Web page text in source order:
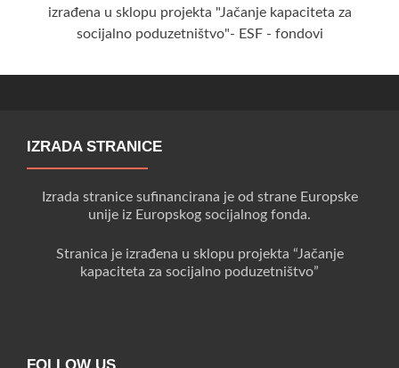
izrađena u sklopu projekta "Jačanje kapaciteta za
socijalno poduzetništvo"- ESF - fondovi
IZRADA STRANICE
Izrada stranice sufinancirana je od strane Europske
unije iz Europskog socijalnog fonda.
Stranica je izrađena u sklopu projekta “Jačanje
kapaciteta za socijalno poduzetništvo”